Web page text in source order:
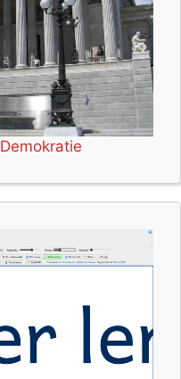
Demokratie